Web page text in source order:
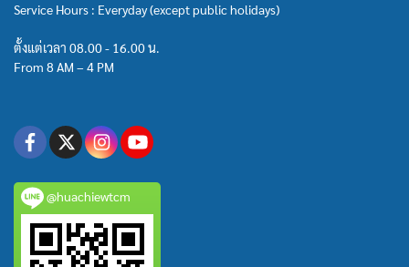
Service Hours : Everyday (except public holidays)
ตั้งแต่เวลา 08.00 - 16.00 น.
From 8 AM – 4 PM
@huachiewtcm